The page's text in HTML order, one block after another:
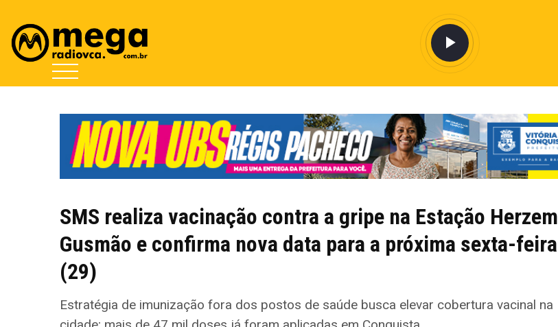
SMS realiza vacinação contra a gripe na Estação Herzem
Gusmão e confirma nova data para a próxima sexta-feira
(29)
Estratégia de imunização fora dos postos de saúde busca elevar cobertura vacinal na